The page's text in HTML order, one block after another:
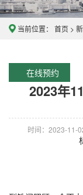
当前位置： 首页 >
在线预约
2023年
时间：2023-11-